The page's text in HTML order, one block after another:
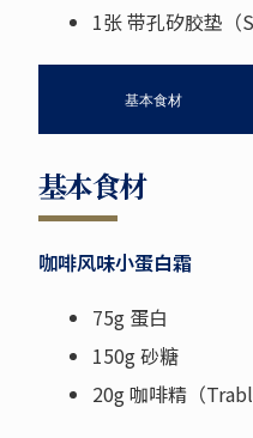
1张 带孔矽胶垫（
基本食材
基本食材
咖啡风味小蛋白霜
75g 蛋白
150g 砂糖
20g 咖啡精（